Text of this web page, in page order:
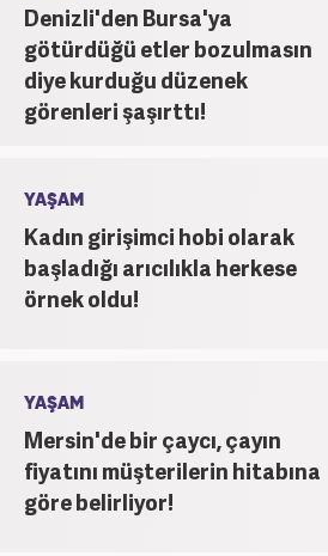
Denizli'den Bursa'ya
götürdüğü etler bozulmasın
diye kurduğu düzenek
görenleri şaşırttı!
YAŞAM
Kadın girişimci hobi olarak
başladığı arıcılıkla herkese
örnek oldu!
YAŞAM
Mersin'de bir çaycı, çayın
fiyatını müşterilerin hitabına
göre belirliyor!